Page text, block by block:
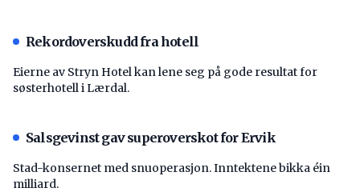
Rekordoverskudd fra hotell
Eierne av Stryn Hotel kan lene seg på gode resultat for
søsterhotell i Lærdal.
Salsgevinst gav superoverskot for Ervik
Stad-konsernet med snuoperasjon. Inntektene bikka éin
milliard.